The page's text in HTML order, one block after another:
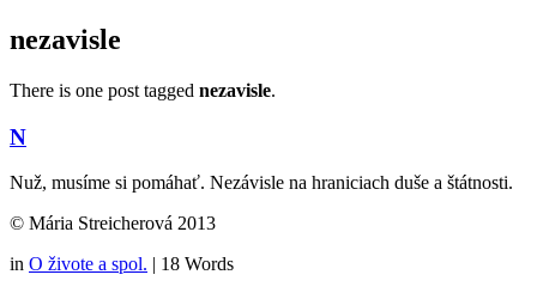
nezavisle
There is one post tagged nezavisle.
N
Nuž, musíme si pomáhať. Nezávisle na hraniciach duše a štátnosti.
© Mária Streicherová 2013
in O živote a spol. | 18 Words